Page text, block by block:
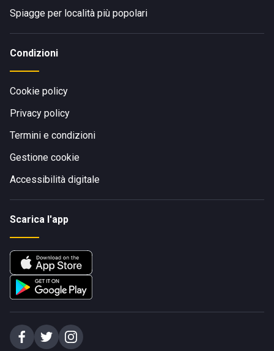
Spiagge per località più popolari
Condizioni
Cookie policy
Privacy policy
Termini e condizioni
Gestione cookie
Accessibilità digitale
Scarica l'app